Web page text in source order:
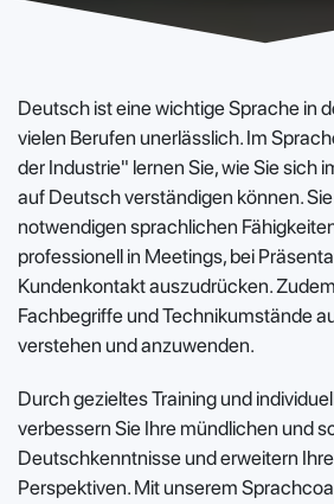
Deutsch ist eine wichtige Sprache in
vielen Berufen unerlässlich. Im
der Industrie" lernen Sie, wie Sie sich
auf Deutsch verständigen können.
notwendigen sprachlichen
professionell in Meetings, bei
Kundenkontakt auszudrücken.
Fachbegriffe und Technikumstände
verstehen und anzuwenden.
Durch gezieltes Training und
verbessern Sie Ihre mündlichen und
Deutschkenntnisse und erweitern
Perspektiven. Mit unserem